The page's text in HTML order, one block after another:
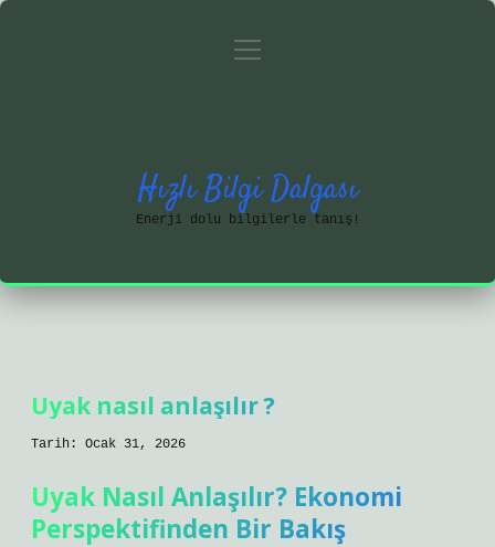
Gizlilik Politikası
menüyü
Hızlı Bilgi Dalgası
Enerji dolu bilgilerle tanış!
Uyak nasıl anlaşılır ?
Tarih: Ocak 31, 2026
Uyak Nasıl Anlaşılır? Ekonomi
Perspektifinden Bir Bakış